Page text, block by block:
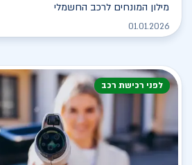
מילון המונחים לרכב החשמלי
01.01.2026
לפני רכישת רכב